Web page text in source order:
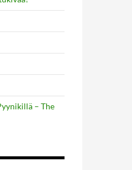
– The